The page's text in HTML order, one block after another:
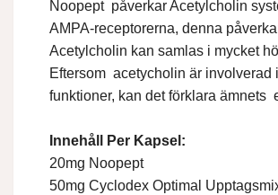
Noopept påverkar Acetylcholin
AMPA-receptorerna, denna
Acetylcholin kan samlas i mycket
Eftersom acetycholin är involverad
funktioner, kan det förklara ämnets
Innehåll Per Kapsel:
20mg Noopept
50mg Cyclodex Optimal